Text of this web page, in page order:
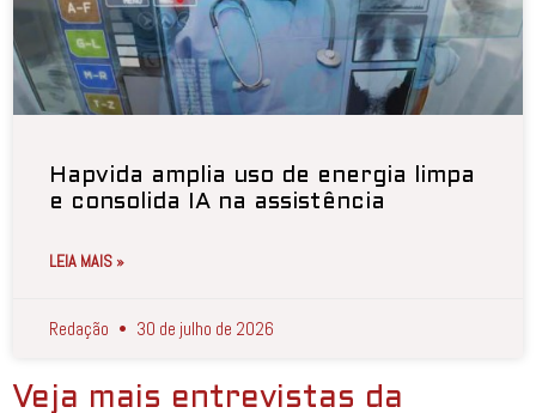
Hapvida amplia uso de energia limpa
e consolida IA na assistência
LEIA MAIS »
Redação 30 de julho de 2026
Veja mais entrevistas da